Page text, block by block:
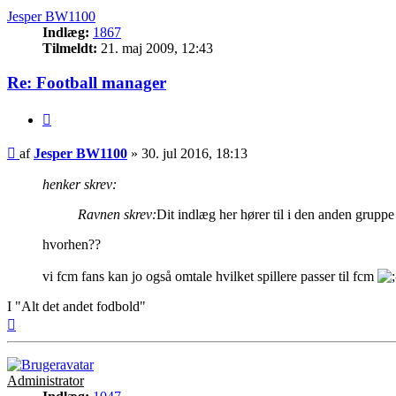
Jesper BW1100
Indlæg: 1867
Tilmeldt: 21. maj 2009, 12:43
Re: Football manager
Indlæg
afJesper BW1100 » 30. jul 2016, 18:13
henker skrev:
Ravnen skrev:Dit indlæg her hører til i den anden
hvorhen??
vi fcm fans kan jo også omtale hvilket spillere passer til fcm
I "Alt det andet fodbold"
Administrator